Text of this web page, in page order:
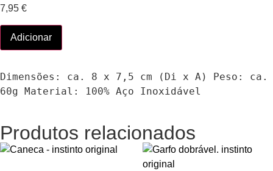
7,95 €
Adicionar
Dimensões: ca. 8 x 7,5 cm (Di x A) Peso: ca.
60g Material: 100% Aço Inoxidável
Produtos relacionados